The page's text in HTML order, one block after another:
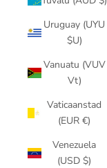
Uruguay (UYU
$U)
Vanuatu (VUV
Vt)
Vaticaanstad
(EUR €)
Venezuela
(USD $)